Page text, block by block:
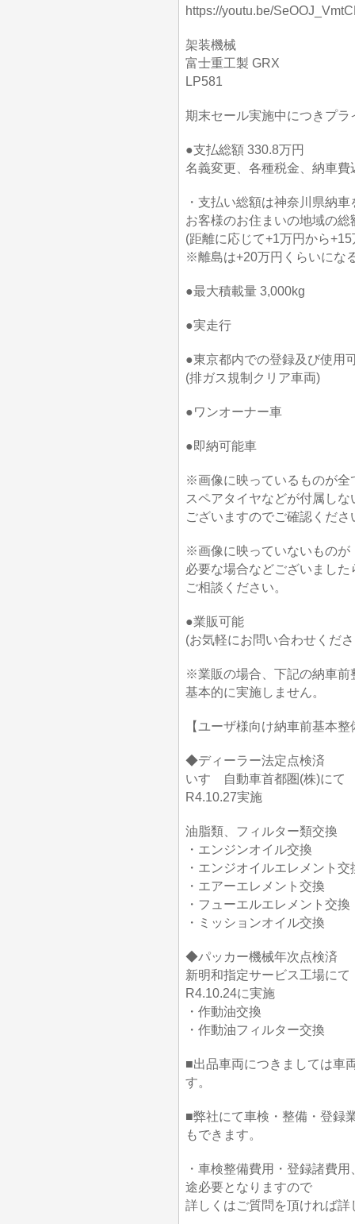
https://youtu.be/
架装機械
富士重工製 GRX
LP581
期末セール実施中につきプラ
●支払総額 330.8万円
名義変更、各種税金、納車費
・支払い総額は神奈川県納
お客様のお住まいの地域の
(距離に応じて+1万円から
※離島は+20万円くらいにな
●最大積載量 3,000kg
●実走行
●東京都内での登録及び使用
(排ガス規制クリア車両)
●ワンオーナー車
●即納可能車
※画像に映っているものが全
スペアタイヤなどが付属しな
ございますのでご確認くださ
※画像に映っていないものが
必要な場合などございました
ご相談ください。
●業販可能
(お気軽にお問い合わせくだ
※業販の場合、下記の納車前
基本的に実施しません。
【ユーザ様向け納車前基本整
◆ディーラー法定点検済
いすゞ自動車首都圏(株)にて
R4.10.27実施
油脂類、フィルター類交換
・エンジンオイル交換
・エンジオイルエレメント交
・エアーエレメント交換
・フューエルエレメント交換
・ミッションオイル交換
◆パッカー機械年次点検済
新明和指定サービス工場にて
R4.10.24に実施
・作動油交換
・作動油フィルター交換
■出品車両につきましては車
す。
■弊社にて車検・整備・登録
もできます。
・車検整備費用・登録諸費
途必要となりますので
詳しくはご質問を頂ければ